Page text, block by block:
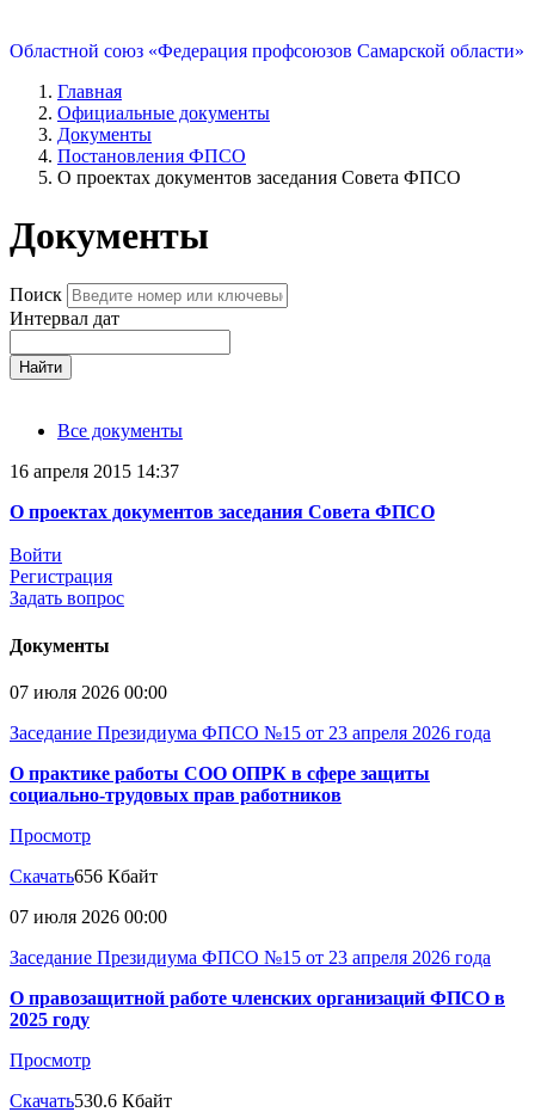
Областной союз «Федерация профсоюзов Самарской области»
Главная
Официальные документы
Документы
Постановления ФПСО
О проектах документов заседания Совета ФПСО
Документы
Поиск
Интервал дат
Найти
Все документы
16 апреля 2015 14:37
О проектах документов заседания Совета ФПСО
Войти
Регистрация
Задать вопрос
Документы
07 июля 2026 00:00
Заседание Президиума ФПСО №15 от 23 апреля 2026 года
О практике работы СОО ОПРК в сфере защиты
социально-трудовых прав работников
Просмотр
Скачать656 Кбайт
07 июля 2026 00:00
Заседание Президиума ФПСО №15 от 23 апреля 2026 года
О правозащитной работе членских организаций ФПСО в
2025 году
Просмотр
Скачать530.6 Кбайт